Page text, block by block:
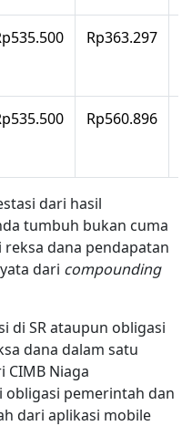
Rp363.297
Rp560.896
dari hasil
tumbuh bukan cuma
dana pendapatan
dari compounding
di SR ataupun obligasi
dana dalam satu
CIMB Niaga
pemerintah dan
dari aplikasi mobile